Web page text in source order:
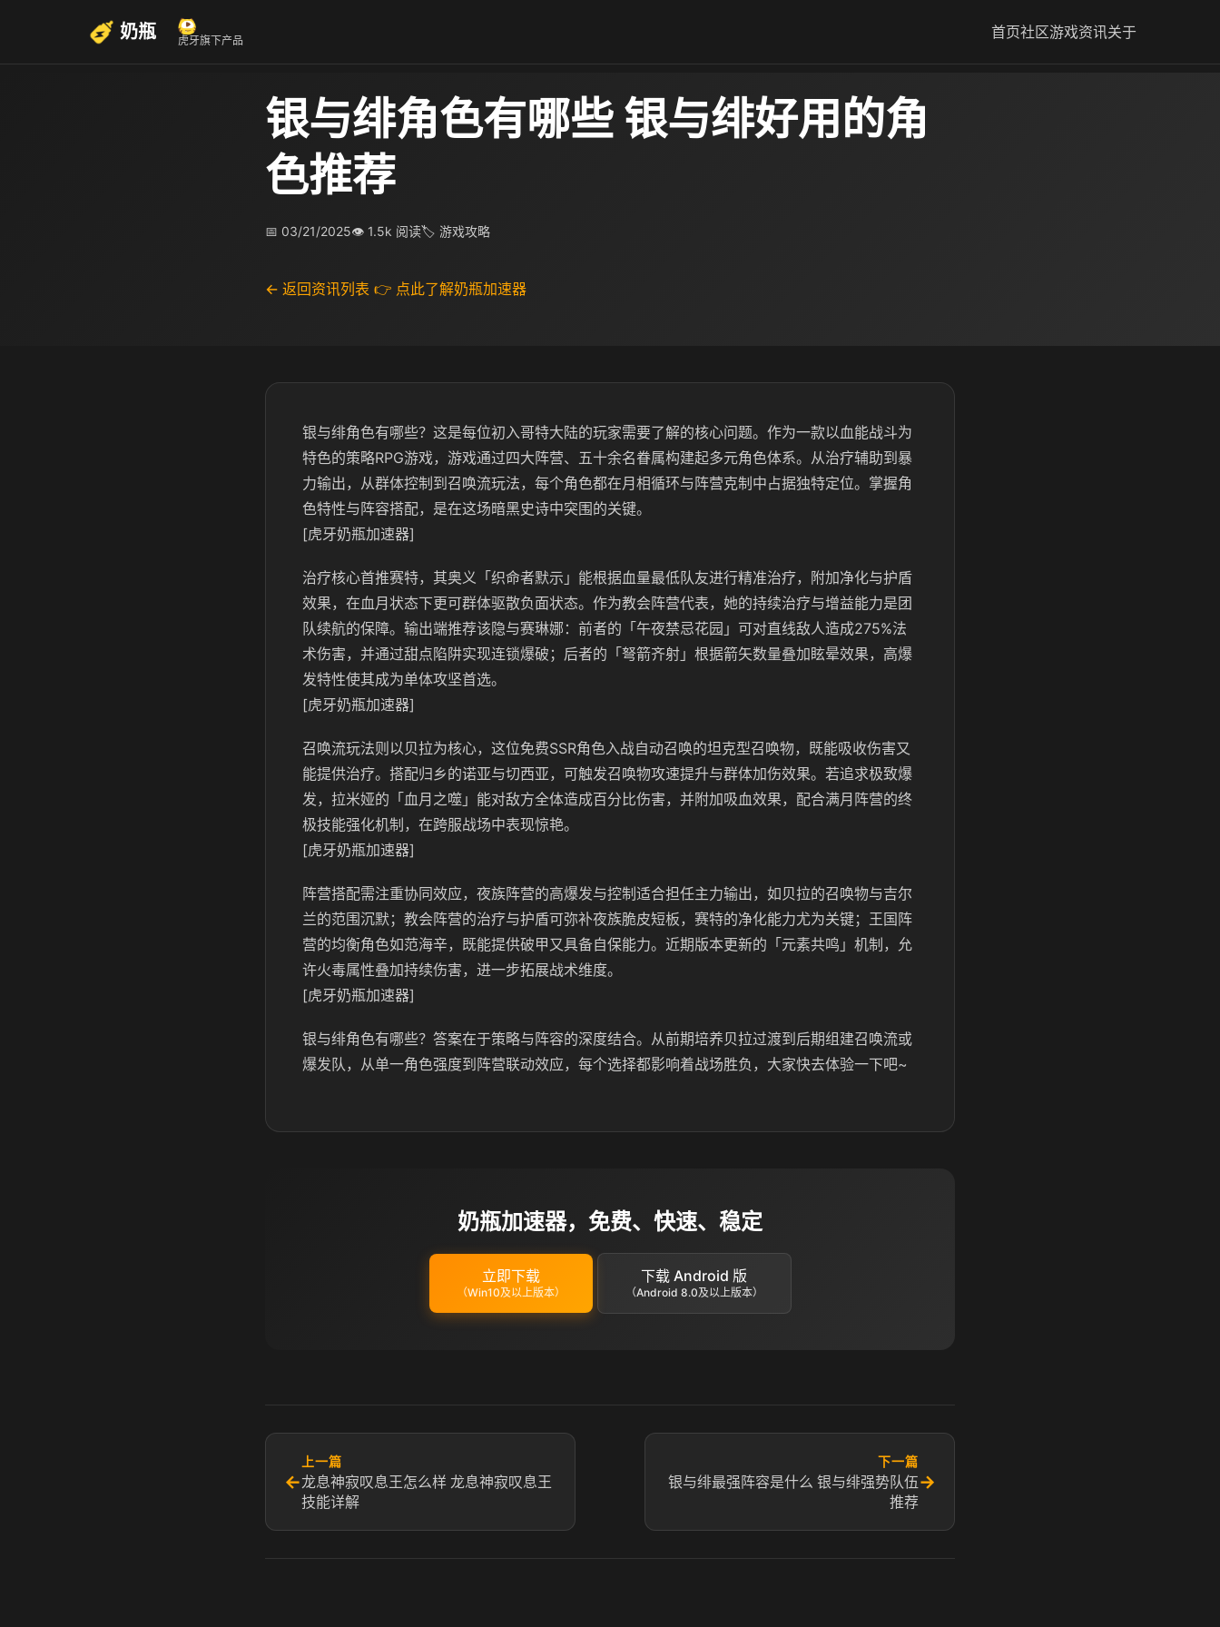
奶瓶 虎牙旗下产品 首页社区游戏资讯关于
银与绯角色有哪些 银与绯好用的角
色推荐
📅 03/21/2025👁 1.5k 阅读🏷 游戏攻略
← 返回资讯列表 👉 点此了解奶瓶加速器
银与绯角色有哪些？这是每位初入哥特大陆的玩家需要了解的核心问题。作为一款以血能战斗为
特色的策略RPG游戏，游戏通过四大阵营、五十余名眷属构建起多元角色体系。从治疗辅助到暴
力输出，从群体控制到召唤流玩法，每个角色都在月相循环与阵营克制中占据独特定位。掌握角
色特性与阵容搭配，是在这场暗黑史诗中突围的关键。
[虎牙奶瓶加速器]
治疗核心首推赛特，其奥义「织命者默示」能根据血量最低队友进行精准治疗，附加净化与护盾
效果，在血月状态下更可群体驱散负面状态。作为教会阵营代表，她的持续治疗与增益能力是团
队续航的保障。输出端推荐该隐与赛琳娜：前者的「午夜禁忌花园」可对直线敌人造成275%法
术伤害，并通过甜点陷阱实现连锁爆破；后者的「弩箭齐射」根据箭矢数量叠加眩晕效果，高爆
发特性使其成为单体攻坚首选。
[虎牙奶瓶加速器]
召唤流玩法则以贝拉为核心，这位免费SSR角色入战自动召唤的坦克型召唤物，既能吸收伤害又
能提供治疗。搭配归乡的诺亚与切西亚，可触发召唤物攻速提升与群体加伤效果。若追求极致爆
发，拉米娅的「血月之噬」能对敌方全体造成百分比伤害，并附加吸血效果，配合满月阵营的终
极技能强化机制，在跨服战场中表现惊艳。
[虎牙奶瓶加速器]
阵营搭配需注重协同效应，夜族阵营的高爆发与控制适合担任主力输出，如贝拉的召唤物与吉尔
兰的范围沉默；教会阵营的治疗与护盾可弥补夜族脆皮短板，赛特的净化能力尤为关键；王国阵
营的均衡角色如范海辛，既能提供破甲又具备自保能力。近期版本更新的「元素共鸣」机制，允
许火毒属性叠加持续伤害，进一步拓展战术维度。
[虎牙奶瓶加速器]
银与绯角色有哪些？答案在于策略与阵容的深度结合。从前期培养贝拉过渡到后期组建召唤流或
爆发队，从单一角色强度到阵营联动效应，每个选择都影响着战场胜负，大家快去体验一下吧~
奶瓶加速器，免费、快速、稳定
立即下载
（Win10及以上版本）
下载 Android 版
（Android 8.0及以上版本）
←
上一篇
龙息神寂叹息王怎么样 龙息神寂叹息王
技能详解
下一篇
银与绯最强阵容是什么 银与绯强势队伍
推荐
→